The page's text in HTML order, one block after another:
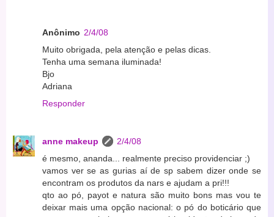
Anônimo 2/4/08
Muito obrigada, pela atenção e pelas dicas.
Tenha uma semana iluminada!
Bjo
Adriana
Responder
anne makeup
2/4/08
é mesmo, ananda... realmente preciso providenciar ;)
vamos ver se as gurias aí de sp sabem dizer onde se
encontram os produtos da nars e ajudam a pri!!!
qto ao pó, payot e natura são muito bons mas vou te
deixar mais uma opção nacional: o pó do boticário que